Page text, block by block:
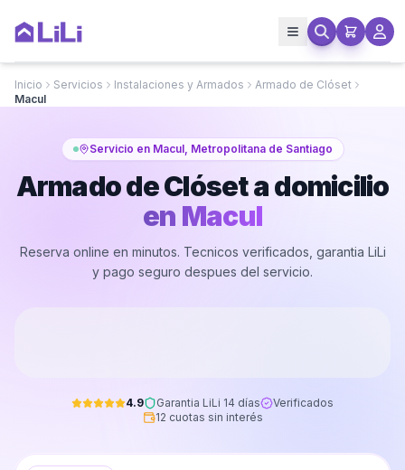
Inicio Servicios Instalaciones y Armados
Armado de Clóset
Macul
Servicio en Macul, Metropolitana de Santiago
Armado de Clóset a domicilio
en Macul
Reserva online en minutos. Tecnicos verificados, garantia LiLi
y pago seguro despues del servicio.
4.9 Garantia LiLi 14 días
Verificados
12 cuotas sin interés